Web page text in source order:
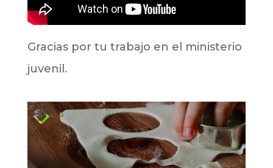
Gracias por tu trabajo en el ministerio
juvenil.